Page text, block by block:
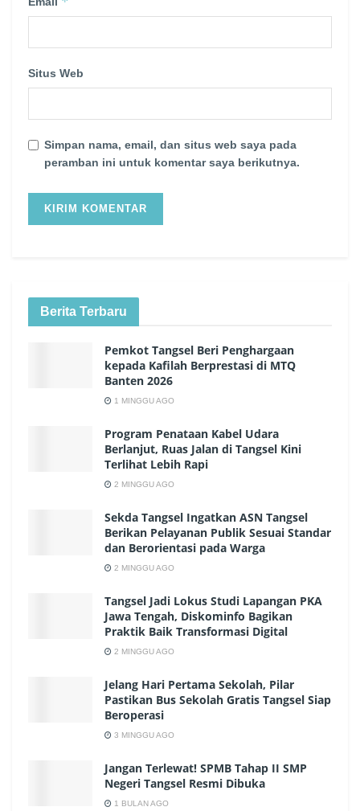
Situs Web
Simpan nama, email, dan situs web saya pada
peramban ini untuk komentar saya berikutnya.
Berita Terbaru
Pemkot Tangsel Beri Penghargaan
kepada Kafilah Berprestasi di MTQ
Banten 2026
1 MINGGU AGO
Program Penataan Kabel Udara
Berlanjut, Ruas Jalan di Tangsel Kini
Terlihat Lebih Rapi
2 MINGGU AGO
Sekda Tangsel Ingatkan ASN Tangsel
Berikan Pelayanan Publik Sesuai Standar
dan Berorientasi pada Warga
2 MINGGU AGO
Tangsel Jadi Lokus Studi Lapangan PKA
Jawa Tengah, Diskominfo Bagikan
Praktik Baik Transformasi Digital
2 MINGGU AGO
Jelang Hari Pertama Sekolah, Pilar
Pastikan Bus Sekolah Gratis Tangsel Siap
Beroperasi
3 MINGGU AGO
Jangan Terlewat! SPMB Tahap II SMP
Negeri Tangsel Resmi Dibuka
1 BULAN AGO